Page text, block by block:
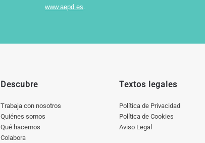
www.aepd.es.
Descubre
Trabaja con nosotros
Quiénes somos
Qué hacemos
Colabora
Textos legales
Política de Privacidad
Política de Cookies
Aviso Legal